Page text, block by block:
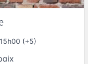
(+5)